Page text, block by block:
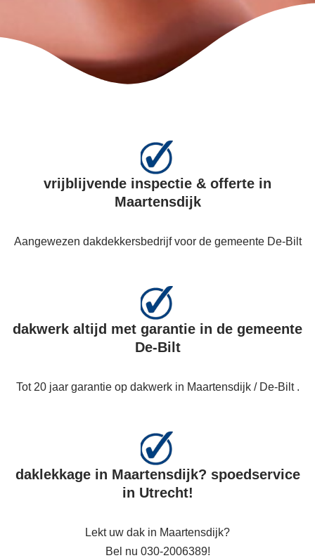
vrijblijvende inspectie & offerte in
Maartensdijk
Aangewezen dakdekkersbedrijf voor de gemeente De-Bilt
dakwerk altijd met garantie in de gemeente
De-Bilt
Tot 20 jaar garantie op dakwerk in Maartensdijk / De-Bilt .
daklekkage in Maartensdijk? spoedservice
in Utrecht!
Lekt uw dak in Maartensdijk?
Bel nu 030-2006389!